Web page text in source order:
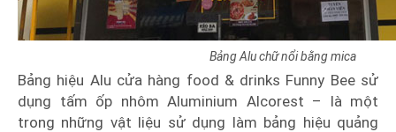
Bảng Alu chữ nổi bằng mica
Bảng hiệu Alu cửa hàng food & drinks Funny Bee sử
dụng tấm ốp nhôm Aluminium Alcorest – là một
trong những vật liệu sử dụng làm bảng hiệu quảng